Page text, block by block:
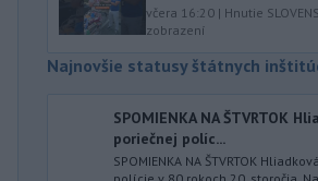
včera 16:20 | Hnutie
zobrazení
Najnovšie statusy štátnych
SPOMIENKA NA ŠTVRTOK
poriečnej políc...
SPOMIENKA NA ŠTVRTOK